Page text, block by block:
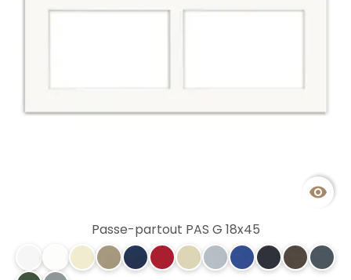

Passe-partout PAS G 18x45